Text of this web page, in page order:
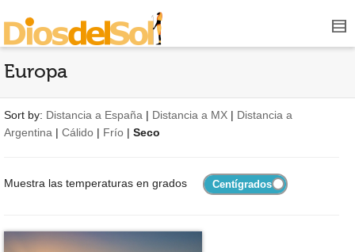
Europa
Sort by: Distancia a España | Distancia a MX | Distancia a
Argentina | Cálido | Frío | Seco
Muestra las temperaturas en grados